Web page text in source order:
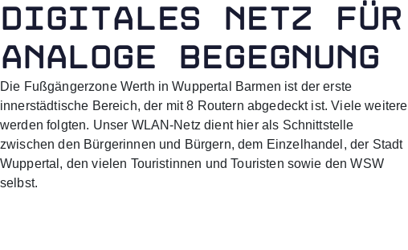
DIGITALES NETZ FÜR
ANALOGE BEGEGNUNG
Die Fußgängerzone Werth in Wuppertal Barmen ist der erste
innerstädtische Bereich, der mit 8 Routern abgedeckt ist. Viele weitere
werden folgten. Unser WLAN-Netz dient hier als Schnittstelle
zwischen den Bürgerinnen und Bürgern, dem Einzelhandel, der Stadt
Wuppertal, den vielen Touristinnen und Touristen sowie den WSW
selbst.